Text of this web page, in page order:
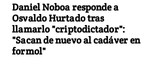
Daniel Noboa responde a
Osvaldo Hurtado tras
llamarlo "criptodictador":
"Sacan de nuevo al cadáver en
formol"